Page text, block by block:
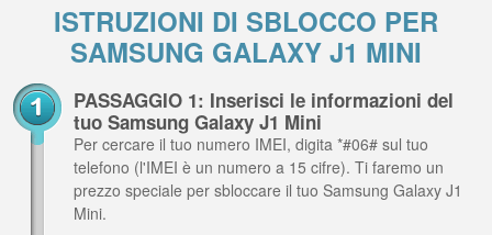
ISTRUZIONI DI SBLOCCO PER
SAMSUNG GALAXY J1 MINI
PASSAGGIO 1: Inserisci le informazioni del
tuo Samsung Galaxy J1 Mini
Per cercare il tuo numero IMEI, digita *#06# sul tuo
telefono (l'IMEI è un numero a 15 cifre). Ti faremo un
prezzo speciale per sbloccare il tuo Samsung Galaxy J1
Mini.